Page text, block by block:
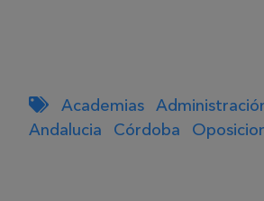
Academias
Andalucia
Córdoba